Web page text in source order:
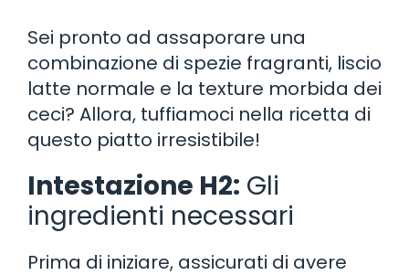
Sei pronto ad assaporare una
combinazione di spezie fragranti, liscio
latte normale e la texture morbida dei
ceci? Allora, tuffiamoci nella ricetta di
questo piatto irresistibile!
Intestazione H2: Gli
ingredienti necessari
Prima di iniziare, assicurati di avere